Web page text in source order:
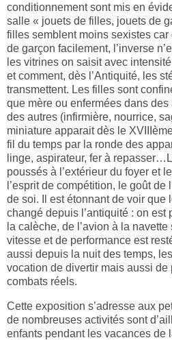
conditionnement sont mis en
salle « jouets de filles, jouets de
filles semblent moins sexistes
de garçon facilement, l’inverse
les vitrines on saisit avec
et comment, dès l’Antiquité, les
transmettent. Les filles sont
que mère ou enfermées dans
des autres (infirmière, nourrice,
miniature apparait dès le
fil du temps par la ronde des
linge, aspirateur, fer à
poussés à l’extérieur du foyer et
l’esprit de compétition, le goût de
de soi. Il est étonnant de voir que
changé depuis l’antiquité : on est
la calèche, de l’avion à la
vitesse et de performance est
aussi depuis la nuit des temps,
vocation de divertir mais aussi de
combats réels.
Cette exposition s’adresse aux
de nombreuses activités sont
enfants pendant les vacances de